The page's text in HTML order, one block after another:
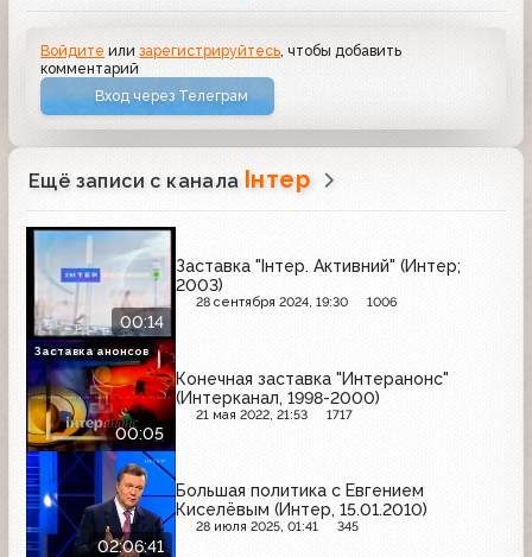
Войдите илизарегистрируйтесь , чтобы добавить
комментарий
Вход через Телеграм
Ещё записи с канала Iнтер
00:14
Заставка "Інтер. Активний" (Интер;
2003)
28 сентября 2024, 19:30 1006
00:05
Конечная заставка "Интеранонс"
(Интерканал, 1998-2000)
21 мая 2022, 21:53 1717
Заставка анонсов
02:06:41
Большая политика с Евгением
Киселёвым (Интер, 15.01.2010)
28 июля 2025, 01:41 345